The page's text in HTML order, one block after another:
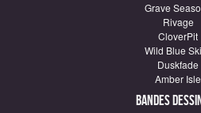
Grave
Rivage
CloverPit
Wild Blue
Duskfade
Amber Isle
Bandes